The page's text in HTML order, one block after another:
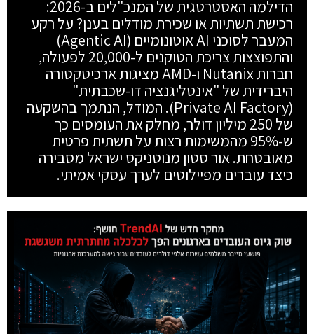
הדילמה האסטרטגית של המנכ"לים ב-2026:
רכישת תשתיות או שכירת מודלים בענן? על רקע
המעבר לסוכני AI אוטונומיים (Agentic AI)
והתפוצצות צריכת הטוקנים ל-20,000 לפעולה,
חברות Nutanix ו-AMD מציגות ארכיטקטורה
היברידית של "אינטליגנציה דו-שכבתית"
(Private AI Factory). המודל, הנתמך בהשקעה
של 250 מיליון דולר, מחלק את העומסים כך
ש-95% מהמשימות רצות על תשתית פרטית
מאובטחת. אור סטון מנוטניקס ישראל מסבירה
כיצד עוברים מפיילוטים לערך עסקי אמיתי.